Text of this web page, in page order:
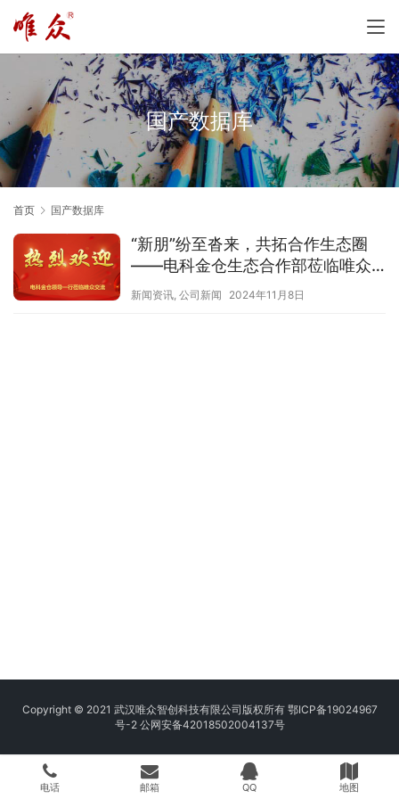
国产数据库
首页 国产数据库
“新朋”纷至沓来，共拓合作生态圈
——电科金仓生态合作部莅临唯众
考察交流
新闻资讯, 公司新闻 2024年11月8日
Copyright © 2021 武汉唯众智创科技有限公司版权所有 鄂ICP备19024967
号-2 公网安备42018502004137号
电话 邮箱 QQ 地图